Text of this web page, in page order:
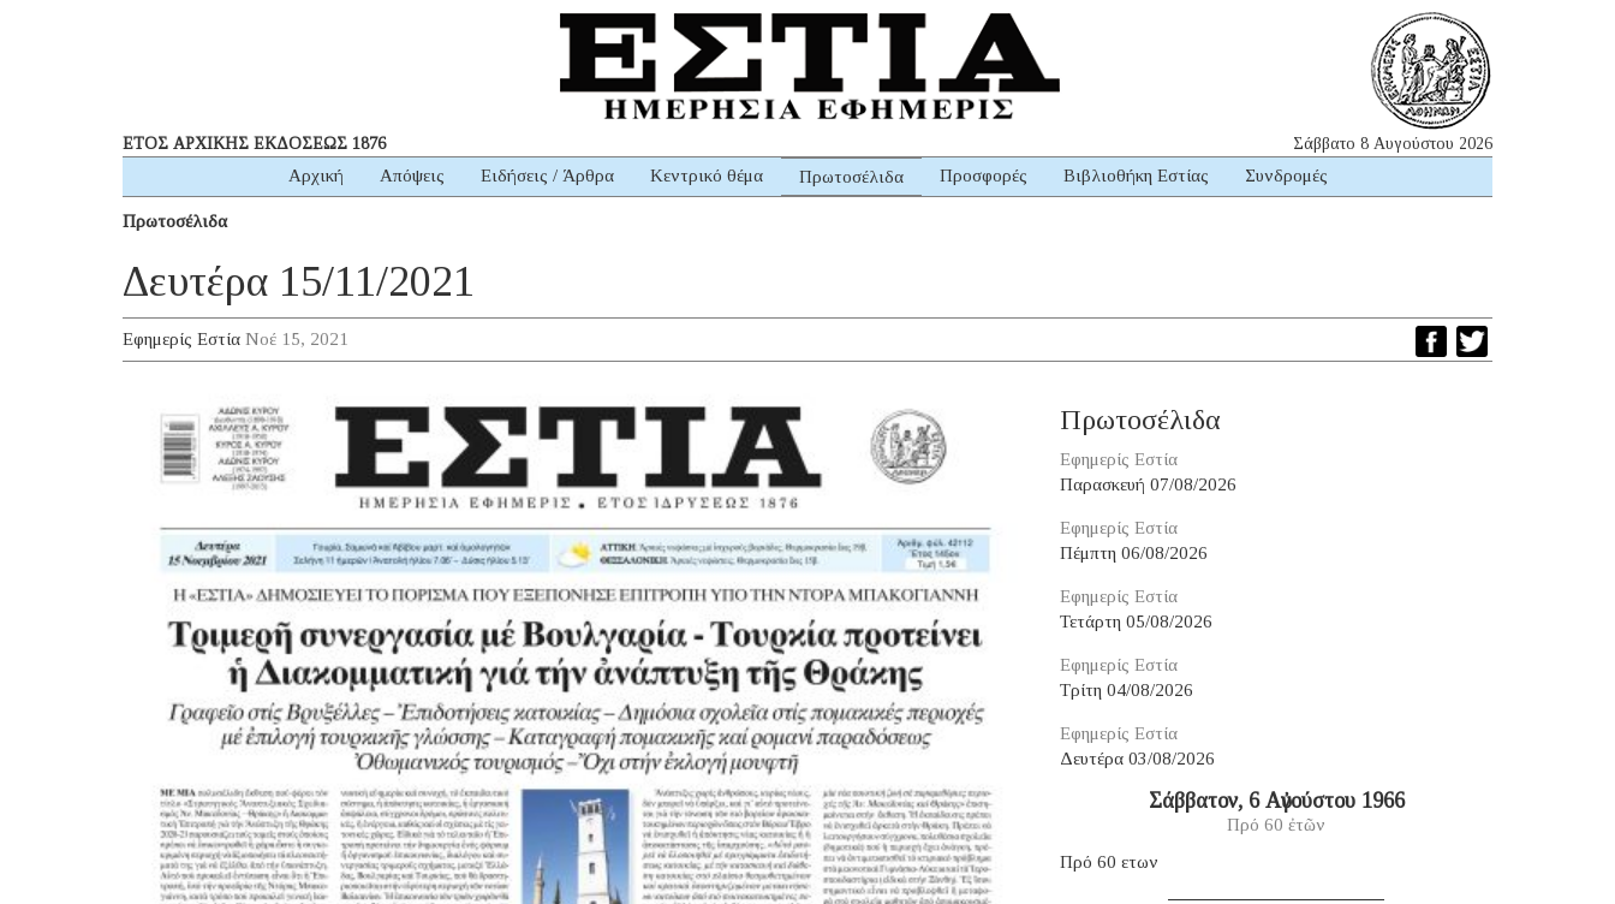
ΕΤΟΣ ΑΡΧΙΚΗΣ ΕΚΔΟΣΕΩΣ 1876 Σάββατο 8 Αυγούστου 2026
Αρχική Απόψεις Ειδήσεις / Άρθρα Κεντρικό θέμα Πρωτοσέλιδα Προσφορές Βιβλιοθήκη Εστίας Συνδρομές
Πρωτοσέλιδα
Δευτέρα 15/11/2021
Εφημερίς Εστία Νοέ 15, 2021
Πρωτοσέλιδα
Εφημερίς Εστία
Παρασκευή 07/08/2026
Εφημερίς Εστία
Πέμπτη 06/08/2026
Εφημερίς Εστία
Τετάρτη 05/08/2026
Εφημερίς Εστία
Τρίτη 04/08/2026
Εφημερίς Εστία
Δευτέρα 03/08/2026
Σάββατον, 6 Αὐγούστου 1966
Πρό 60 ἐτῶν
Πρό 60 ετων